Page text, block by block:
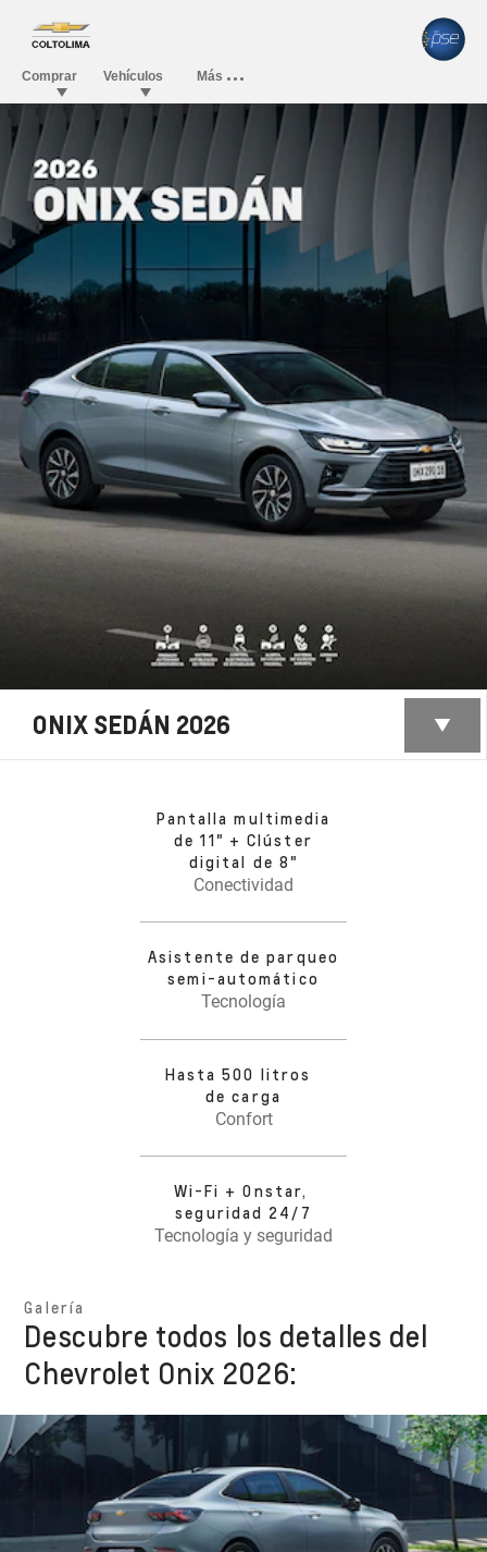
ONIX SEDÁN 2026
Pantalla multimedia
de 11" + Clúster
digital de 8"
Conectividad
Asistente de parqueo
semi-automático
Tecnología
Hasta 500 litros
de carga
Confort
Wi-Fi + Onstar,
seguridad 24/7
Tecnología y seguridad
Galería
Descubre todos los detalles del
Chevrolet Onix 2026: